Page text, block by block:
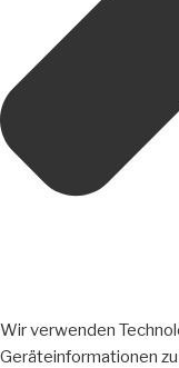
Wir verwenden
Geräteinformationen